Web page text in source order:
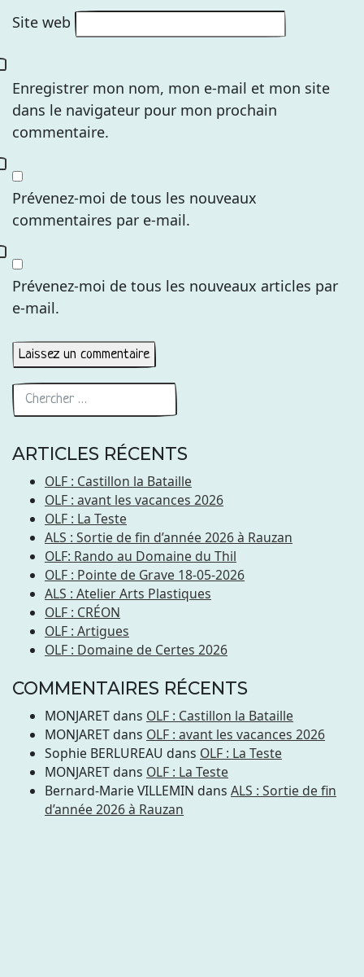
Site web
Enregistrer mon nom, mon e-mail et mon site
dans le navigateur pour mon prochain
commentaire.
Prévenez-moi de tous les nouveaux
commentaires par e-mail.
Prévenez-moi de tous les nouveaux articles par
e-mail.
ARTICLES RÉCENTS
OLF : Castillon la Bataille
OLF : avant les vacances 2026
OLF : La Teste
ALS : Sortie de fin d’année 2026 à Rauzan
OLF: Rando au Domaine du Thil
OLF : Pointe de Grave 18-05-2026
ALS : Atelier Arts Plastiques
OLF : CRÉON
OLF : Artigues
OLF : Domaine de Certes 2026
COMMENTAIRES RÉCENTS
MONJARETdans OLF : Castillon la Bataille
MONJARETdans OLF : avant les vacances 2026
Sophie BERLUREAU dans OLF : La Teste
MONJARETdans OLF : La Teste
Bernard-Marie VILLEMIN dans ALS : Sortie de fin
d’année 2026 à Rauzan